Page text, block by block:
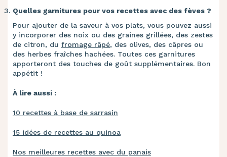
Quelles garnitures pour vos recettes avec des fèves ?
Pour ajouter de la saveur à vos plats, vous pouvez aussi
y incorporer des noix ou des graines grillées, des zestes
de citron, du fromage râpé, des olives, des câpres ou
des herbes fraîches hachées. Toutes ces garnitures
apporteront des touches de goût supplémentaires. Bon
appétit !
À lire aussi :
10 recettes à base de sarrasin
15 idées de recettes au quinoa
Nos meilleures recettes avec du panais